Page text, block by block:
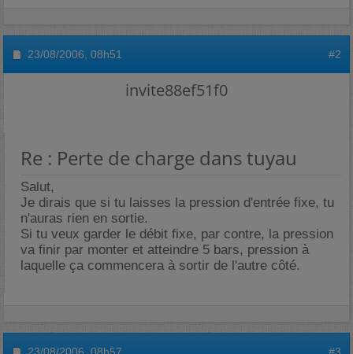
23/08/2006, 08h51 #2
invite88ef51f0
Re : Perte de charge dans tuyau
Salut,
Je dirais que si tu laisses la pression d'entrée fixe, tu
n'auras rien en sortie.
Si tu veux garder le débit fixe, par contre, la pression
va finir par monter et atteindre 5 bars, pression à
laquelle ça commencera à sortir de l'autre côté.